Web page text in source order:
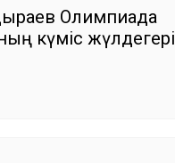
Олимпиада
күміс жүлдегері